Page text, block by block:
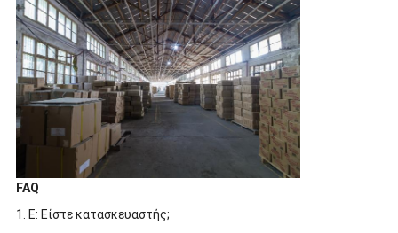
FAQ
1. Ε: Είστε κατασκευαστής;